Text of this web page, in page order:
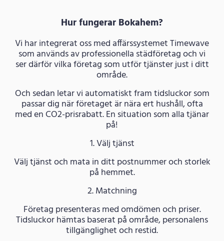
Hur fungerar Bokahem?
Vi har integrerat oss med affärssystemet Timewave
som används av professionella städföretag och vi
ser därför vilka företag som utför tjänster just i ditt
område.
Och sedan letar vi automatiskt fram tidsluckor som
passar dig när företaget är nära ert hushåll, ofta
med en CO2-prisrabatt. En situation som alla tjänar
på!
1. Välj tjänst
Välj tjänst och mata in ditt postnummer och storlek
på hemmet.
2. Matchning
Företag presenteras med omdömen och priser.
Tidsluckor hämtas baserat på område, personalens
tillgänglighet och restid.